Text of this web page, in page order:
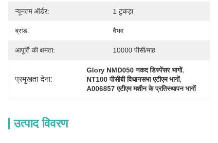
न्यूनतम ऑर्डर: 1 टुकड़ा
ब्रांड: वैभव
आपूर्ति की क्षमता: 10000 पीसी/माह
प्रमुखता देना:
Glory NMD050 नकद डिस्पेंसर भागों,
NT100 पीसीबी विधानसभा एटीएम भागों,
A006857 एटीएम मशीन के प्रतिस्थापन भागों
उत्पाद विवरण